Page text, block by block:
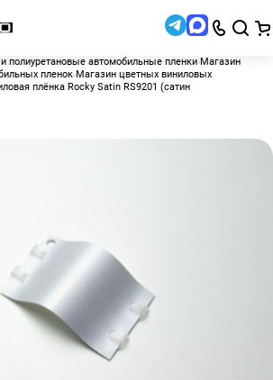
полиуретановые автомобильные пленки Магазин
пленок Магазин цветных виниловых
плёнка Rocky Satin RS9201 (сатин